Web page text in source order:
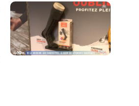
Image
droite